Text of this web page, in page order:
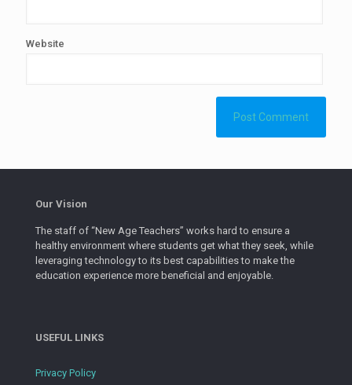
Website
Our Vision
The staff of “New Age Teachers” works hard to ensure a
healthy environment where students get what they seek, while
leveraging technology to its best capabilities to make the
education experience more beneficial and enjoyable.
USEFUL LINKS
Privacy Policy